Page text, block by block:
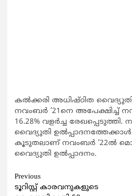
കൽക്കരി അധിഷ്‌ഠിത വൈദ്യുതി
നവംബർ ’21നെ അപേക്ഷിച്ച്
16.28% വളർച്ച രേഖപ്പെടുത്തി.
വൈദ്യുതി ഉൽപ്പാദനത്തേക്കാൾ
കൂടുതലാണ് നവംബർ ’22ൽ
വൈദ്യുതി ഉൽപ്പാദനം.
Continue
Previous
ടൂറിസ്റ്റ് കാരവനുകളുടെ